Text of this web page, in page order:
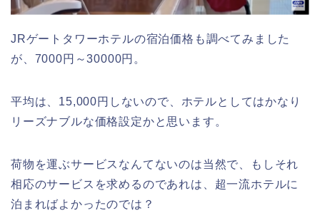
JRゲートタワーホテルの宿泊価格も調べてみました
が、7000円～30000円。
平均は、15,000円しないので、ホテルとしてはかなり
リーズナブルな価格設定かと思います。
荷物を運ぶサービスなんてないのは当然で、もしそれ
相応のサービスを求めるのであれは、超一流ホテルに
泊まればよかったのでは？